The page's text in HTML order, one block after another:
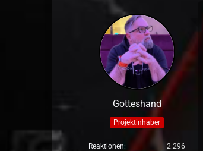
Gotteshand
Projektinhaber
Reaktionen
2.296